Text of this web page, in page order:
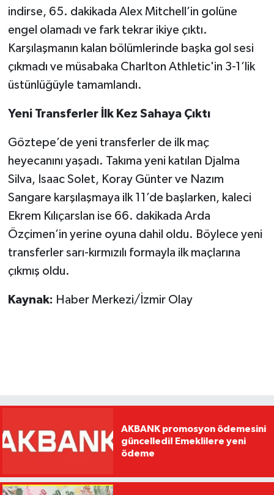
indirse, 65. dakikada Alex Mitchell’in golüne
engel olamadı ve fark tekrar ikiye çıktı.
Karşılaşmanın kalan bölümlerinde başka gol sesi
çıkmadı ve müsabaka Charlton Athletic'in 3-1’lik
üstünlüğüyle tamamlandı.
Yeni Transferler İlk Kez Sahaya Çıktı
Göztepe’de yeni transferler de ilk maç
heyecanını yaşadı. Takıma yeni katılan Djalma
Silva, Isaac Solet, Koray Günter ve Nazım
Sangare karşılaşmaya ilk 11’de başlarken, kaleci
Ekrem Kılıçarslan ise 66. dakikada Arda
Özçimen’in yerine oyuna dahil oldu. Böylece yeni
transferler sarı-kırmızılı formayla ilk maçlarına
çıkmış oldu.
Kaynak: Haber Merkezi/İzmir Olay
AKBANK promosyon ödemesini
güncelledi! Emeklilere yeni
ödeme